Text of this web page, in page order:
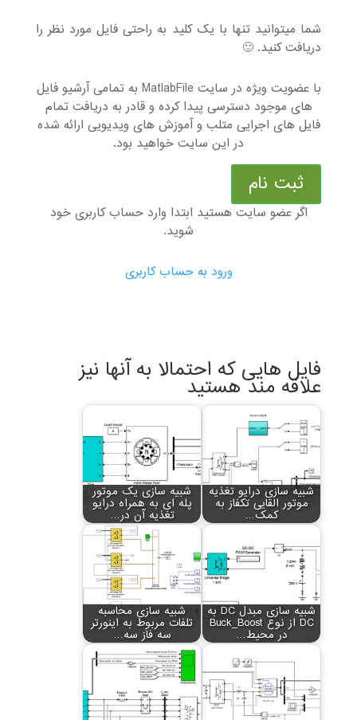
شما میتوانید تنها با یک کلید به راحتی فایل مورد نظر را
دریافت کنید. 🙂
با عضویت ویژه در سایت MatlabFile به تمامی آرشیو فایل
های موجود دسترسی پیدا کرده و قادر به دریافت تمام
فایل های اجرایی متلب و آموزش های ویدیویی ارائه شده
در این سایت خواهید بود.
ثبت نام
اگر عضو سایت هستید ابتدا وارد حساب کاربری خود
شوید.
ورود به حساب کاربری
فایل هایی که احتمالا به آنها نیز
علاقه مند هستید
شبیه سازی درایو تغذیه
موتور القایی تکفاز به
کمک…
شبیه سازی یک موتور
پله ای به همراه درایو
تغذیه آن در…
شبیه سازی مبدل DC به
DC از نوع Buck_Boost
در محیط…
شبیه سازی محاسبه
تلفات مربوط به اینورتر
سه فاز سه…